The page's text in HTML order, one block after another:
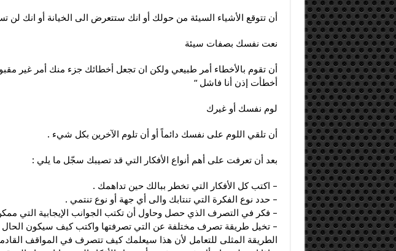
أن تتوقع الأشياء السيئة من حولك أو انك ستتعرض الى الخيانة أو انك لن
نعت نفسك بصفات سيئة
أن تقوم بالأخطاء أمر طبيعي ولكن ان تجعل أخطائك جزء منك أمر غير
أخطأت إذن أنا فاشل “
لوم نفسك أو غيرك
أن تلقي اللوم على نفسك دائماً أو أن تلوم الآخرين بكل شيء .
بعد أن تعرفت على أهم أنواع الأفكار التي قد تصيبك سجّل ما يلي :
– اكتب كل الأفكار التي تخطر ببالك حين تداهمك .
– حدد نوع الفكرة التي تنتابك والى أي جهة أو نوع تنتمي .
– فكر في التصرف الذي حصل وحاول أن تكتب الجوانب الإيجابية التي
– تخيل طريقة تصرف مختلفة عن التي تصرفتها واكتب كيف سيكون الحال
الطريقة المثلى للتعامل لأن هذا سيعلمك كيف تتصرف في المواقف